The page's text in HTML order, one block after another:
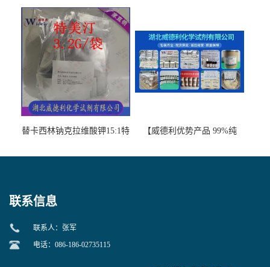
图谱检测方法现货供应咨询
张军52-67-5
替卡西林钠克拉维酸钾15:1特
【威德利优势产品 99%纯
联系信息
联系人：张军
电话：086-186-02735115